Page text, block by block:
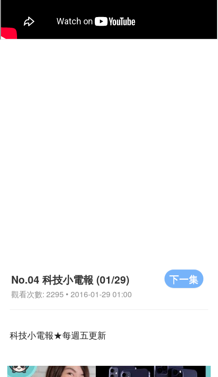
下一集
No.04 科技小電報 (01/29)
觀看次數: 2295 • 2016-01-29 01:00
科技小電報★每週五更新